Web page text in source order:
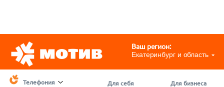
Ваш регион:
Екатеринбург и область
Телефония Для себя Для бизнеса